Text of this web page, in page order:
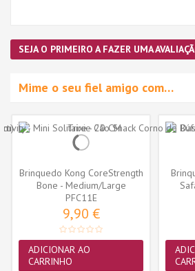
SEJA O PRIMEIRO A FAZER UMA
Mime o seu fiel amigo com…
Brinquedo Kong CoreStrength
Bone - Medium/Large
(PFC11E)
PFC11E
9,90 €
ADICIONAR AO
CARRINHO